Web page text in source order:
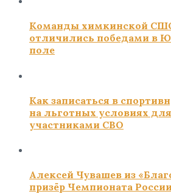
Команды химкинской
отличились победами в
поле
Как записаться в
на льготных условиях
участниками СВО
Алексей Чувашев из
призёр Чемпионата